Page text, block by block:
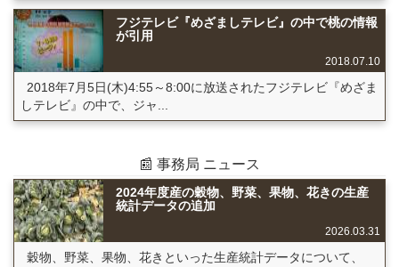
フジテレビ『めざましテレビ』の中で桃の情報
が引用
2018.07.10
2018年7月5日(木)4:55～8:00に放送されたフジテレビ『めざま
しテレビ』の中で、ジャ...
📰 事務局 ニュース
2024年度産の穀物、野菜、果物、花きの生産
統計データの追加
2026.03.31
穀物、野菜、果物、花きといった生産統計データについて、